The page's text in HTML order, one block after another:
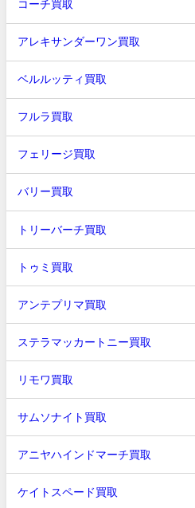
コーチ買取
アレキサンダーワン買取
ベルルッティ買取
フルラ買取
フェリージ買取
バリー買取
トリーバーチ買取
トゥミ買取
アンテプリマ買取
ステラマッカートニー買取
リモワ買取
サムソナイト買取
アニヤハインドマーチ買取
ケイトスペード買取